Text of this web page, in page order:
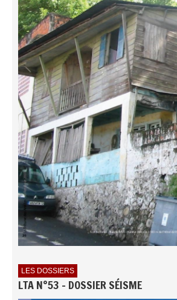
LES DOSSIERS
LTA N°53 - DOSSIER SÉISME